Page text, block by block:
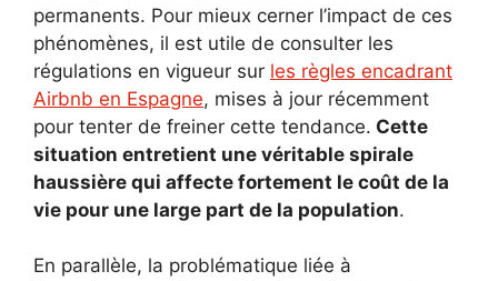
permanents. Pour mieux cerner l’impact de ces
phénomènes, il est utile de consulter les
régulations en vigueur sur les règles encadrant
Airbnb en Espagne, mises à jour récemment
pour tenter de freiner cette tendance. Cette
situation entretient une véritable spirale
haussière qui affecte fortement le coût de la
vie pour une large part de la population.
En parallèle, la problématique liée à